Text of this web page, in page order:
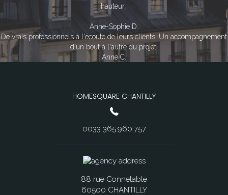
hauteur…
Anne-Sophie D.
De vrais professionnels à l'écoute de leurs clients. Un accompagnement
d'un bout à l'autre du projet.
Anne C.
HOMESQUARE CHANTILLY
0033 365.960.757
88 rue Connetable
60500 CHANTILLY